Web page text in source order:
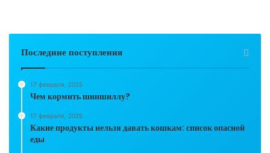
Последние поступления
17 февраля, 2025
Чем кормить шиншиллу?
17 февраля, 2025
Какие продукты нельзя давать кошкам: список опасной
еды